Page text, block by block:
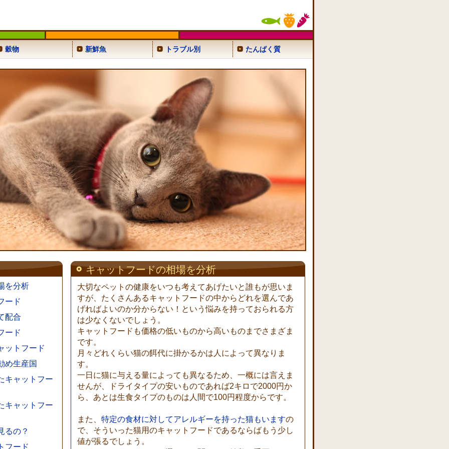
穀物 新鮮魚 トラブル別 たんぱく質
を分析
ード
配合
ード
ットフード
め生産国
キャットフー
キャットフー
るの？
フード
キャットフードの相場を分析
大切なペットの健康をいつも考えてあげたいと誰もが思いま
すが、たくさんあるキャットフードの中からどれを選んであ
げればよいのか分からない！という悩みを持っておられる方
は少なくないでしょう。
キャットフードも価格の低いものから高いものまでさまざま
です。
月々どれくらい猫の餌代に掛かるかは人によって異なりま
す。
一日に猫に与える量によっても異なるため、一概には言えま
せんが、ドライタイプの安いものであれば2キロで2000円か
ら、あとは生食タイプのものは人間で100円程度からです。
また、 特定の食材に対してアレルギーを持った猫もいますの
で、そういった猫用のキャットフードであるならばもう少し
値が張るでしょう。